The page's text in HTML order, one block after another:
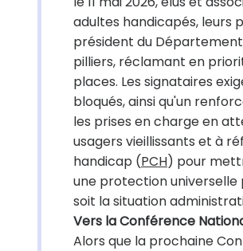
adultes handicapés, leurs
président du
pilliers, réclamant en
places. Les signataires
bloqués, ainsi qu'un
les prises en charge en
usagers vieillissants et à
handicap (PCH) pour
une protection universelle
soit la situation
Vers la Conférence
Alors que la prochaine